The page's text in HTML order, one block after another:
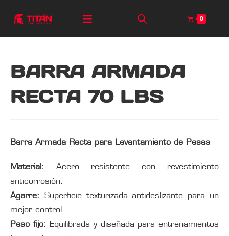
0
BARRA ARMADA
RECTA 70 LBS
Barra Armada Recta para Levantamiento de Pesas
Material:
Acero resistente con revestimiento
anticorrosión.
Agarre: Superficie texturizada antideslizante para un
mejor control.
Peso fijo: Equilibrada y diseñada para entrenamientos